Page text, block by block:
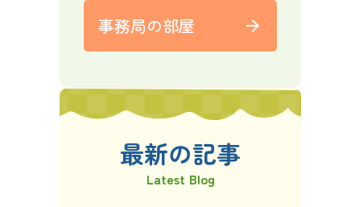
事務局の部屋 arrow_forward
最新の記事
Latest Blog